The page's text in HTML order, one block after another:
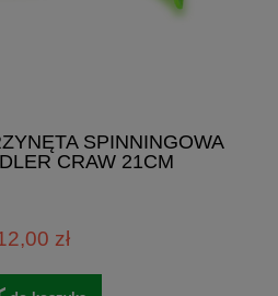
SPINNINGOWA
CRAW 21CM
zł